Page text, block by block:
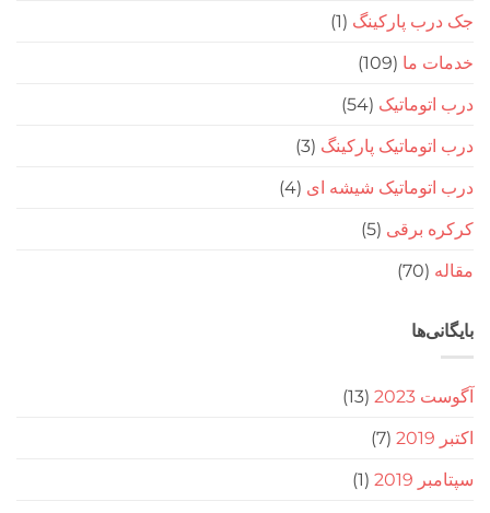
پارکینگ (1)
ما(109)
(54)
پارکینگ (3)
شیشه ای(4)
برقی(5)
(13)
(7)
(1)